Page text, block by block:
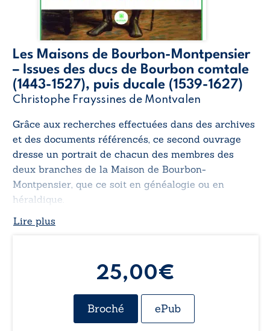
Les Maisons de Bourbon-Montpensier
– Issues des ducs de Bourbon comtale
(1443-1527), puis ducale (1539-1627)
Christophe Frayssines de Montvalen
Grâce aux recherches effectuées dans des archives
et des documents référencés, ce second ouvrage
dresse un portrait de chacun des membres des
deux branches de la Maison de Bourbon-
Montpensier, que ce soit en généalogie ou en
héraldique.
Lire plus
25,00€
Broché ePub